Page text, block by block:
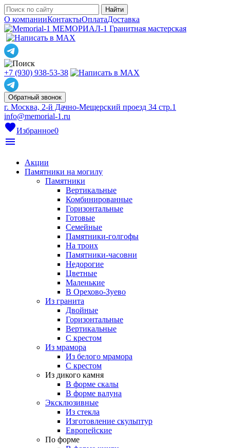
О компанииКонтактыОплатаДоставка
МЕМОРИАЛ-1 Гранитная мастерская
+7 (930) 938-53-38
Обратный звонок
г. Москва, 2-й Дачно-Мещерский проезд 34 стр.1
info@memorial-1.ru
favoriteИзбранное0
menu
Акции
Памятники на могилу
Памятники
Вертикальные
Комбинированные
Горизонтальные
Готовые
Семейные
Памятники-голгофы
На троих
Памятники-часовни
Недорогие
Цветные
Маленькие
В Орехово-Зуево
Из гранита
Двойные
Горизонтальные
Вертикальные
С крестом
Из мрамора
Из белого мрамора
С крестом
Из дикого камня
В форме скалы
В форме валуна
Эксклюзивные
Из стекла
Изготовление скульптур
Европейские
По форме